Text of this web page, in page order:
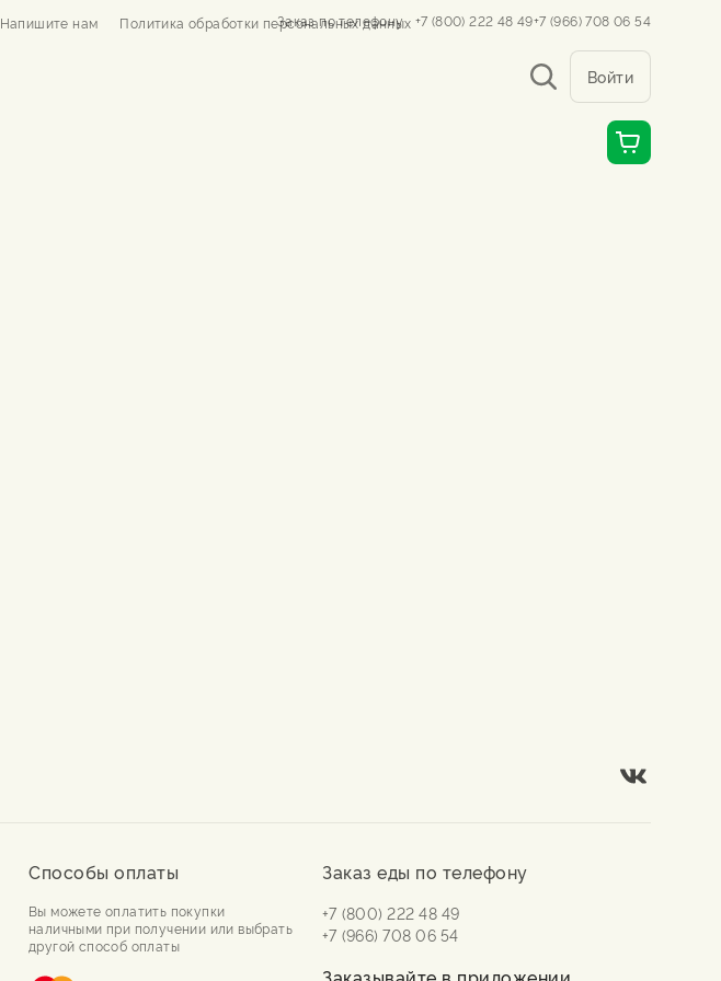
Напишите нам Политика обработки персональных данных
Заказ по телефону +7 (800) 222 48 49+7 (966) 708 06 54
Войти
Способы оплаты
Вы можете оплатить покупки
наличными при получении или выбрать
другой способ оплаты
Заказ еды по телефону
+7 (800) 222 48 49
+7 (966) 708 06 54